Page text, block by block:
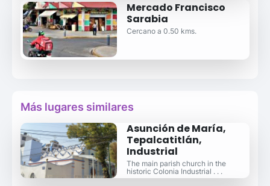
Mercado Francisco
Sarabia
Cercano a 0.50 kms.
Más lugares similares
Asunción de María,
Tepalcatitlán,
Industrial
The main parish church in the
historic Colonia Industrial . . .